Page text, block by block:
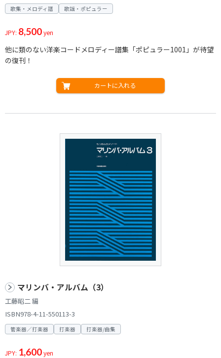
歌集・メロディ譜 歌謡・ポピュラー
JPY: 8,500yen
他に類のない洋楽コードメロディー譜集「ポピュラー1001」が待望
の復刊！
カートに入れる
マリンバ・アルバム（3）
工藤昭二 編
ISBN978-4-11-550113-3
管楽器／打楽器 打楽器 打楽器/曲集
JPY: 1,600yen